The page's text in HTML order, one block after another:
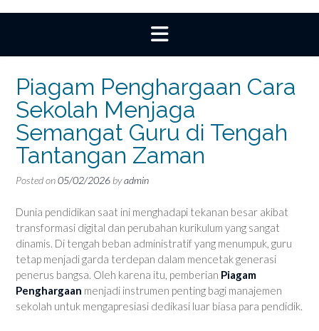
Piagam Penghargaan Cara
Sekolah Menjaga
Semangat Guru di Tengah
Tantangan Zaman
Posted on05/02/2026 byadmin
Dunia pendidikan saat ini menghadapi tekanan besar akibat
transformasi digital dan perubahan kurikulum yang sangat
dinamis. Di tengah beban administratif yang menumpuk, guru
tetap menjadi garda terdepan dalam mencetak generasi
penerus bangsa. Oleh karena itu, pemberian Piagam
Penghargaan menjadi instrumen penting bagi manajemen
sekolah untuk mengapresiasi dedikasi luar biasa para pendidik.